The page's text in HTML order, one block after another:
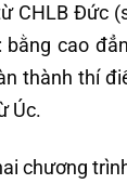
CHLB Đức
cao
thành thí
Úc.
chương